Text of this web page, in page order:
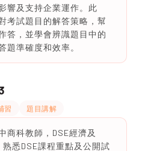
響及支持企業運作。此
考試題目的解答策略，幫
答，並學會辨識題目中的
題準確度和效率。
習 題目講解
商科教師，DSE經濟及
悉DSE課程重點及公開試